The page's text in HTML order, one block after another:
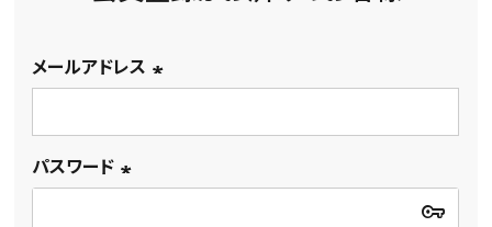
メールアドレス
須)
パスワード